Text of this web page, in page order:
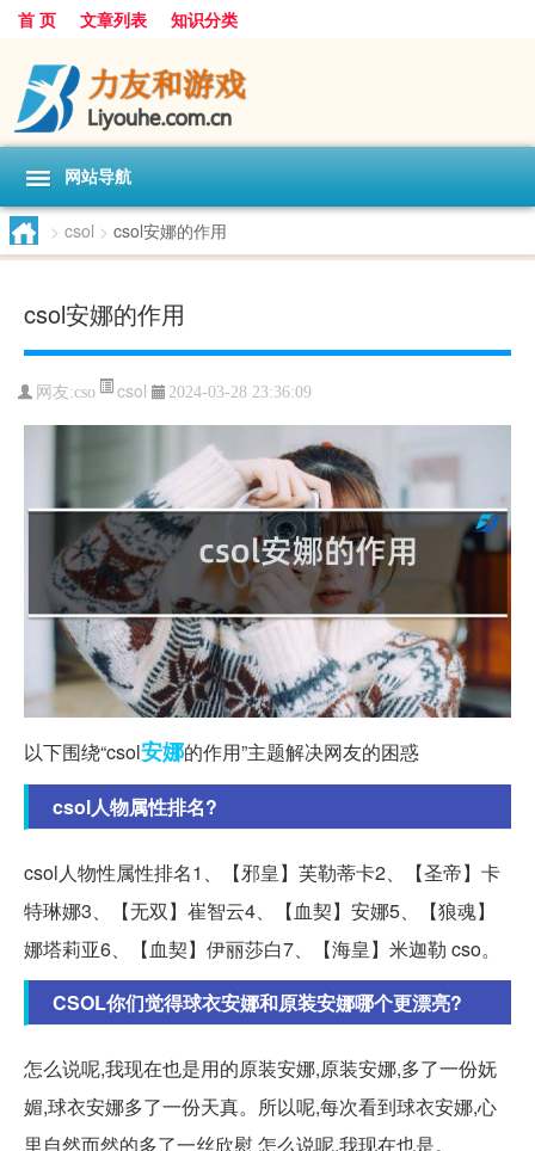
首 页 文章列表 知识分类
网站导航
> csol > csol安娜的作用
csol安娜的作用
网友:cso csol 2024-03-28 23:36:09
以下围绕“csol安娜的作用”主题解决网友的困惑
csol人物属性排名?
csol人物性属性排名1、【邪皇】芙勒蒂卡2、【圣帝】卡
特琳娜3、【无双】崔智云4、【血契】安娜5、【狼魂】
娜塔莉亚6、【血契】伊丽莎白7、【海皇】米迦勒 cso。
CSOL你们觉得球衣安娜和原装安娜哪个更漂亮?
怎么说呢,我现在也是用的原装安娜,原装安娜,多了一份妩
媚,球衣安娜多了一份天真。所以呢,每次看到球衣安娜,心
里自然而然的多了一丝欣慰 怎么说呢,我现在也是。